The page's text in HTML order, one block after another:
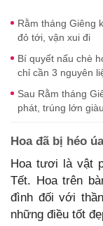
Rằm tháng Giêng
đỏ tới, vận xui đi
Bí quyết nấu chè
chỉ cần 3 nguyên
Sau Rằm tháng
phát, trúng lớn
Hoa đã bị héo úa
Hoa tươi là vật
Tết. Hoa trên
đình đối với
những điều tốt